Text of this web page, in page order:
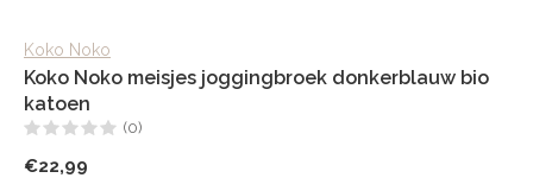
Koko Noko
Koko Noko meisjes joggingbroek donkerblauw bio
katoen
(0)
€22,99